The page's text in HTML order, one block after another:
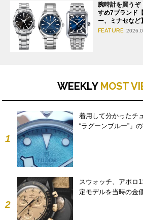
腕時計を買う
すめ7ブランド
ー、ミナセなど】
FEATURE
WEEKLY MOST
1
着用して分かったチ
“ラグーンブルー”」
2
スウォッチ、アポロ
定モデルを当時の金